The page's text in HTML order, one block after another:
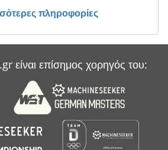
πληροφορίες
είναι επίσημος χορηγός του: